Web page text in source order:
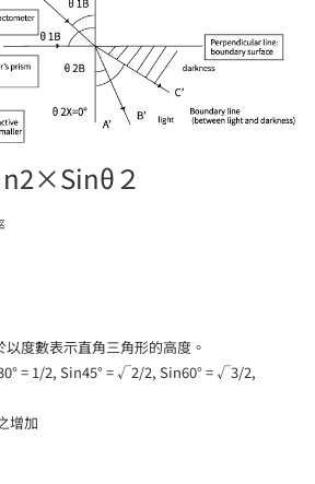
２
度數表示直角三角形的高度。
= 1/2, Sin45° = √2/2, Sin60° = √3/2,
增加